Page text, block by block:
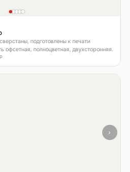
подготовлены к печати
полноцветная, двухсторонняя.
›